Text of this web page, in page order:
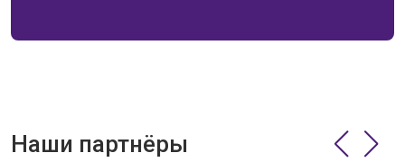
Наши партнёры